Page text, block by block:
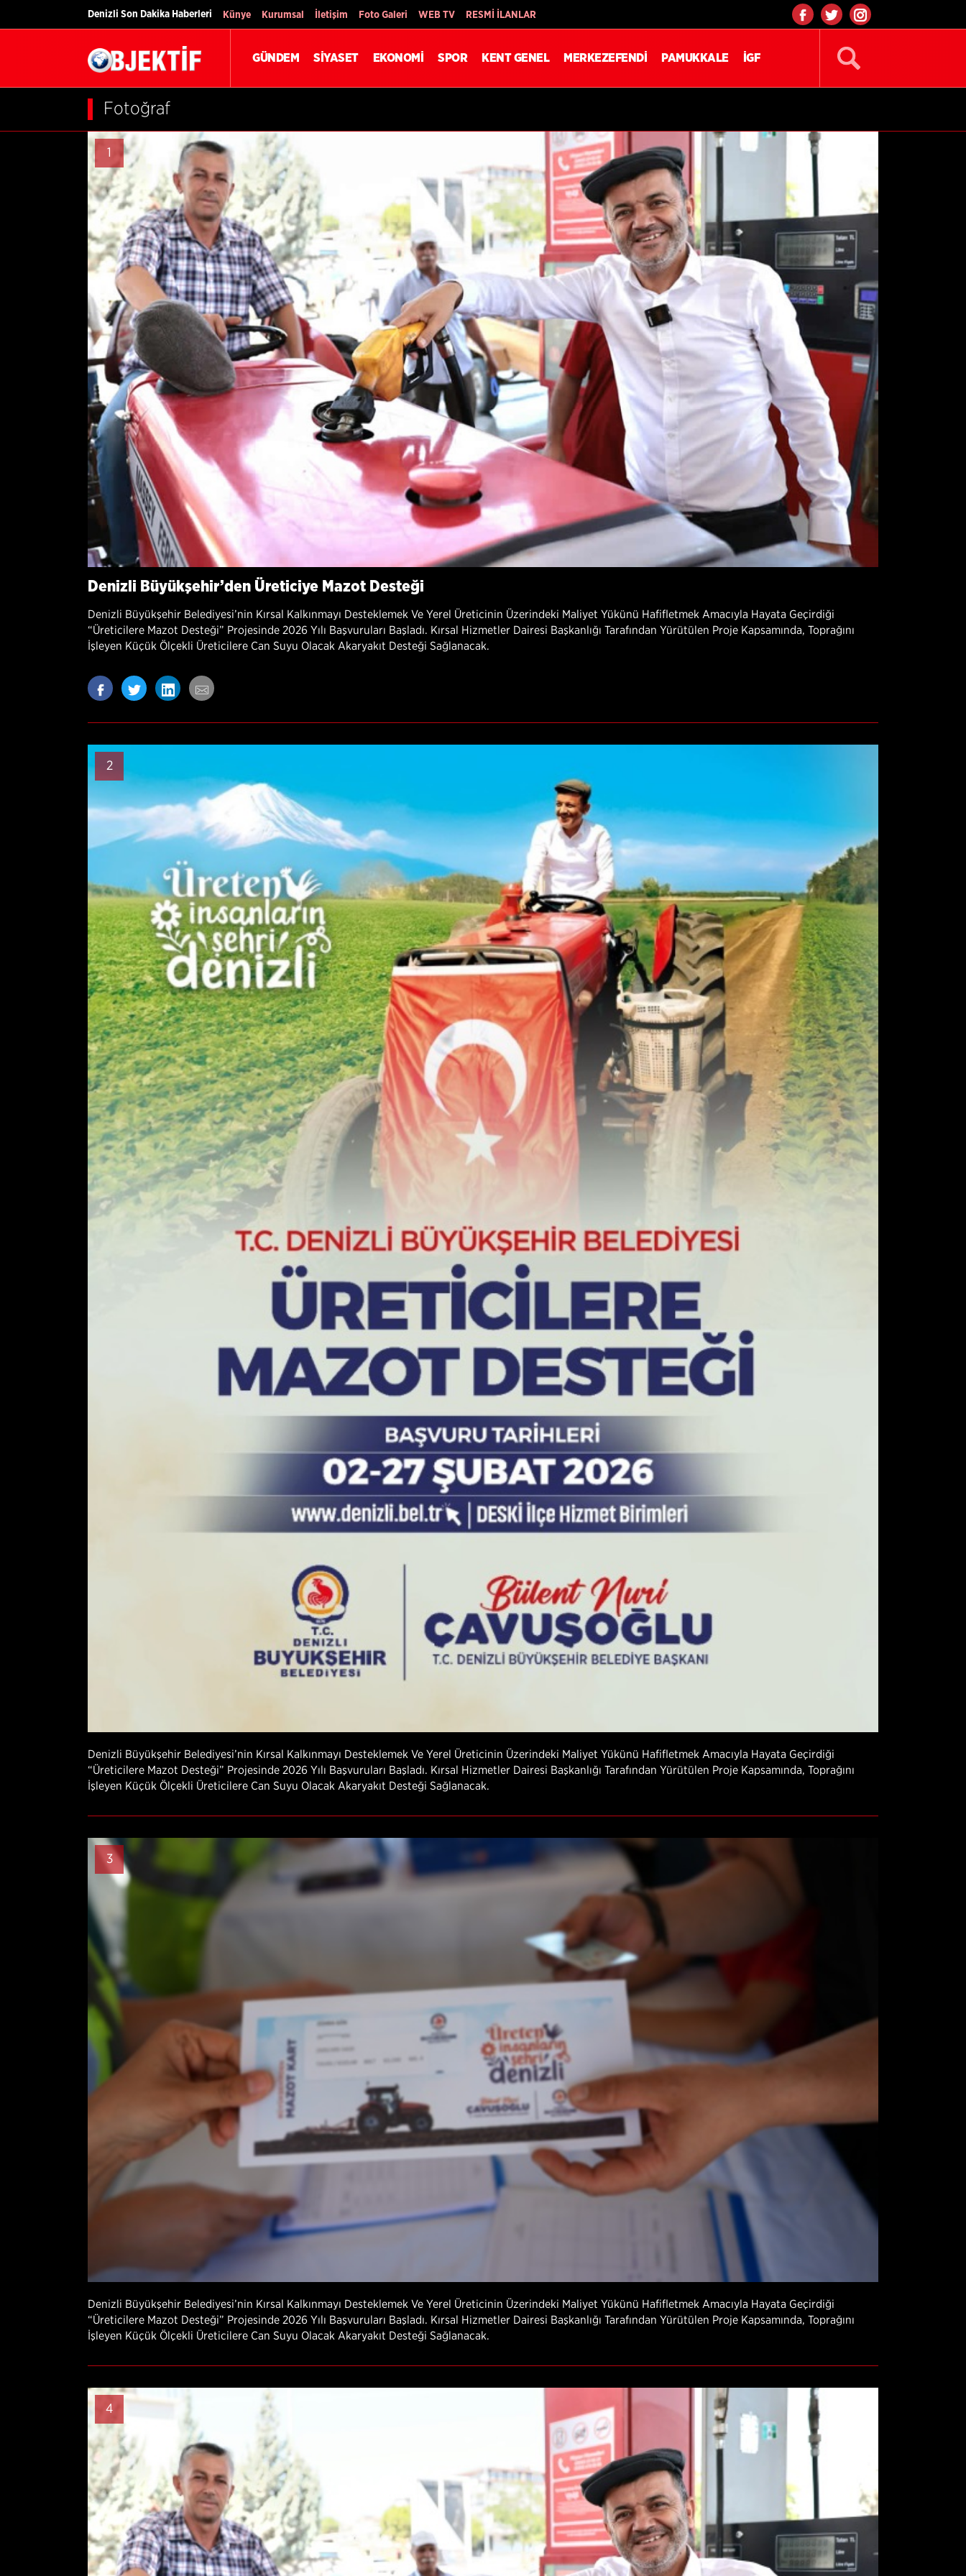
Denizli Son Dakika Haberleri Künye Kurumsal İletişim Foto Galeri WEB TV RESMİ İLANLAR
GÜNDEM SİYASET EKONOMİ SPOR KENT GENEL MERKEZEFENDİ PAMUKKALE İGF
Fotoğraf
1
Denizli Büyükşehir’den Üreticiye Mazot Desteği
Denizli Büyükşehir Belediyesi’nin Kırsal Kalkınmayı Desteklemek Ve Yerel Üreticinin Üzerindeki Maliyet Yükünü Hafifletmek Amacıyla Hayata Geçirdiği
“Üreticilere Mazot Desteği” Projesinde 2026 Yılı Başvuruları Başladı. Kırsal Hizmetler Dairesi Başkanlığı Tarafından Yürütülen Proje Kapsamında, Toprağını
İşleyen Küçük Ölçekli Üreticilere Can Suyu Olacak Akaryakıt Desteği Sağlanacak.
2
Denizli Büyükşehir Belediyesi’nin Kırsal Kalkınmayı Desteklemek Ve Yerel Üreticinin Üzerindeki Maliyet Yükünü Hafifletmek Amacıyla Hayata Geçirdiği
“Üreticilere Mazot Desteği” Projesinde 2026 Yılı Başvuruları Başladı. Kırsal Hizmetler Dairesi Başkanlığı Tarafından Yürütülen Proje Kapsamında, Toprağını
İşleyen Küçük Ölçekli Üreticilere Can Suyu Olacak Akaryakıt Desteği Sağlanacak.
3
Denizli Büyükşehir Belediyesi’nin Kırsal Kalkınmayı Desteklemek Ve Yerel Üreticinin Üzerindeki Maliyet Yükünü Hafifletmek Amacıyla Hayata Geçirdiği
“Üreticilere Mazot Desteği” Projesinde 2026 Yılı Başvuruları Başladı. Kırsal Hizmetler Dairesi Başkanlığı Tarafından Yürütülen Proje Kapsamında, Toprağını
İşleyen Küçük Ölçekli Üreticilere Can Suyu Olacak Akaryakıt Desteği Sağlanacak.
4